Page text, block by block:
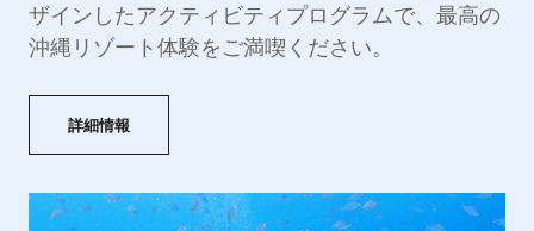
ザインしたアクティビティプログラムで、最高の
沖縄リゾート体験をご満喫ください。
詳細情報